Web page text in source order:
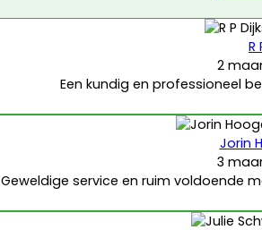
R
2
Een kundig en professioneel
Jorin
3
Geweldige service en ruim voldoende